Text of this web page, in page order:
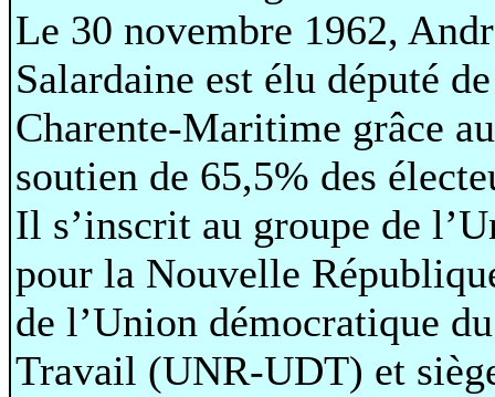
Le 30 novembre 1962,
Salardaine est élu député
Charente-Maritime grâce au
soutien de 65,5% des
Il s’inscrit au groupe de
pour la Nouvelle
de l’Union démocratique du
Travail (UNR-UDT) et